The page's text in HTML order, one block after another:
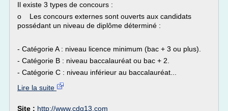
Il existe 3 types de concours :
o Les concours externes sont ouverts aux candidats
possédant un niveau de diplôme déterminé :
- Catégorie A : niveau licence minimum (bac + 3 ou plus).
- Catégorie B : niveau baccalauréat ou bac + 2.
- Catégorie C : niveau inférieur au baccalauréat...
Lire la suite
Site : http://www.cdg13.com